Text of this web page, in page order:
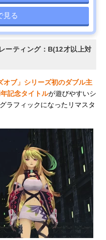
見る
ティング：B(12才以上対
オブ」シリーズ初のダブル主
記念タイトルが遊びやすいシ
ラフィックになったリマスタ